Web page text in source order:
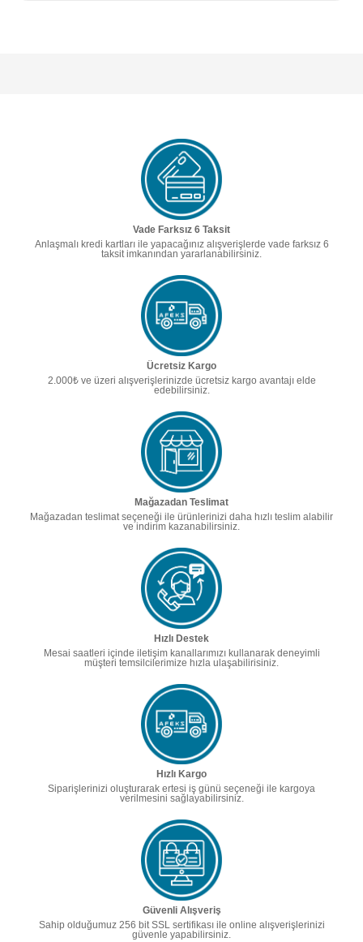
Vade Farksız 6 Taksit
Anlaşmalı kredi kartları ile yapacağınız alışverişlerde vade farksız 6
taksit imkanından yararlanabilirsiniz.
Ücretsiz Kargo
2.000₺ ve üzeri alışverişlerinizde ücretsiz kargo avantajı elde
edebilirsiniz.
Mağazadan Teslimat
Mağazadan teslimat seçeneği ile ürünlerinizi daha hızlı teslim alabilir
ve indirim kazanabilirsiniz.
Hızlı Destek
Mesai saatleri içinde iletişim kanallarımızı kullanarak deneyimli
müşteri temsilcilerimize hızla ulaşabilirisiniz.
Hızlı Kargo
Siparişlerinizi oluşturarak ertesi iş günü seçeneği ile kargoya
verilmesini sağlayabilirsiniz.
Güvenli Alışveriş
Sahip olduğumuz 256 bit SSL sertifikası ile online alışverişlerinizi
güvenle yapabilirsiniz.